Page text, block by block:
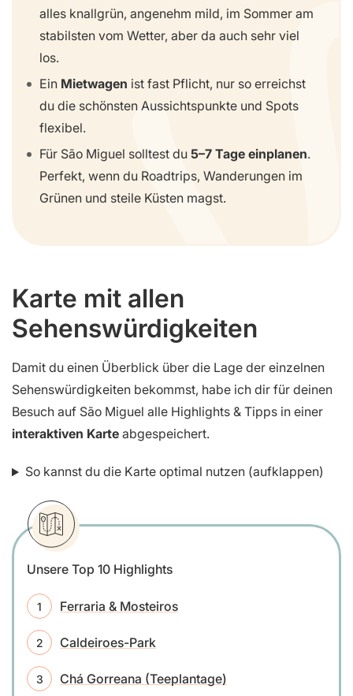
alles knallgrün, angenehm mild, im Sommer am
stabilsten vom Wetter, aber da auch sehr viel
los.
Ein Mietwagen ist fast Pflicht, nur so erreichst
du die schönsten Aussichtspunkte und Spots
flexibel.
Für São Miguel solltest du 5–7 Tage einplanen.
Perfekt, wenn du Roadtrips, Wanderungen im
Grünen und steile Küsten magst.
Karte mit allen
Sehenswürdigkeiten
Damit du einen Überblick über die Lage der einzelnen
Sehenswürdigkeiten bekommst, habe ich dir für deinen
Besuch auf São Miguel alle Highlights & Tipps in einer
interaktiven Karte abgespeichert.
So kannst du die Karte optimal nutzen (aufklappen)
Unsere Top 10 Highlights
Ferraria & Mosteiros
Caldeiroes-Park
Chá Gorreana (Teeplantage)